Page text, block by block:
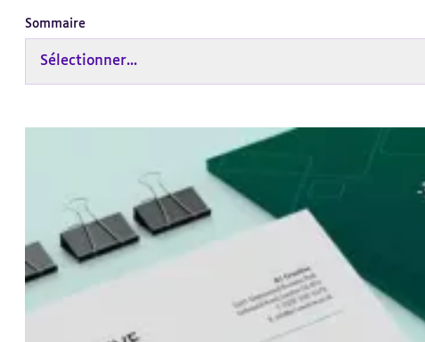
Sommaire
Sélectionner...